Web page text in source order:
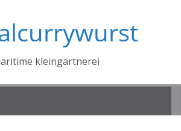
kleingärtnerei